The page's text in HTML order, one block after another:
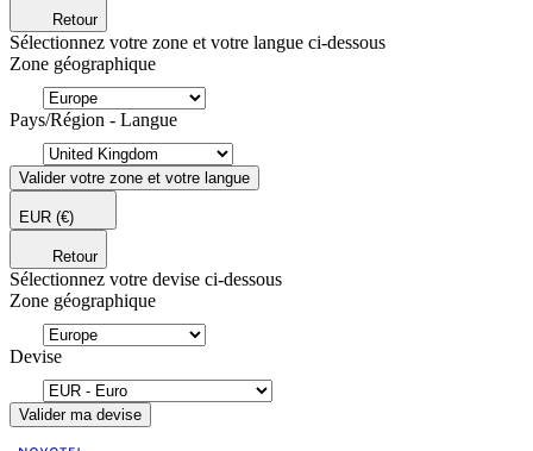
Retour
Sélectionnez votre zone et votre langue ci-dessous
Zone géographique
Pays/Région - Langue
Valider votre zone et votre langue
EUR (€)
Retour
Sélectionnez votre devise ci-dessous
Zone géographique
Devise
Valider ma devise